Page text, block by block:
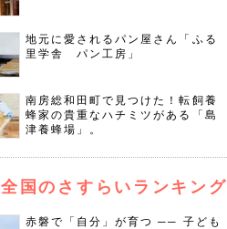
地元に愛されるパン屋さん「ふる
里学舎 パン工房」
南房総和田町で見つけた！転飼養
蜂家の貴重なハチミツがある「島
津養蜂場」。
全国のさすらいランキング
赤磐で「自分」が育つ ── 子ども